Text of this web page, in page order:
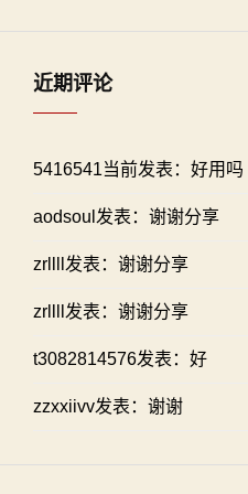
近期评论
5416541当前发表：好用吗
aodsoul发表：谢谢分享
zrllll发表：谢谢分享
zrllll发表：谢谢分享
t3082814576发表：好
zzxxiivv发表：谢谢